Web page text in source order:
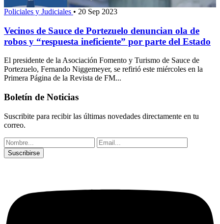
Policiales y Judiciales • 20 Sep 2023
Vecinos de Sauce de Portezuelo denuncian ola de
robos y “respuesta ineficiente” por parte del Estado
El presidente de la Asociación Fomento y Turismo de Sauce de
Portezuelo, Fernando Niggemeyer, se refirió este miércoles en la
Primera Página de la Revista de FM...
Boletín de Noticias
Suscribite para recibir las últimas novedades directamente en tu
correo.
Suscribirse